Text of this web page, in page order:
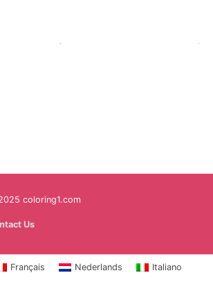
coloring1.com
Us
Français Nederlands Italiano